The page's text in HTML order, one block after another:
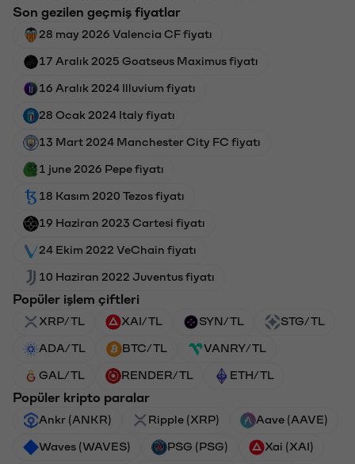
Son gezilen geçmiş fiyatlar
28 may 2026 Valencia CF fiyatı
17 Aralık 2025 Goatseus Maximus fiyatı
16 Aralık 2024 Illuvium fiyatı
28 Ocak 2024 Italy fiyatı
13 Mart 2024 Manchester City FC fiyatı
1 june 2026 Pepe fiyatı
18 Kasım 2020 Tezos fiyatı
19 Haziran 2023 Cartesi fiyatı
24 Ekim 2022 VeChain fiyatı
10 Haziran 2022 Juventus fiyatı
Popüler işlem çiftleri
XRP/TL XAI/TL SYN/TL STG/TL
ADA/TL BTC/TL VANRY/TL
GAL/TL RENDER/TL ETH/TL
Popüler kripto paralar
Ankr (ANKR) Ripple (XRP) Aave (AAVE)
Waves (WAVES) PSG (PSG) Xai (XAI)